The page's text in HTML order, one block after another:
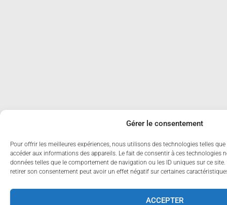
Gérer le consentement
Pour offrir les meilleures expériences, nous utilisons des technologies telles
accéder aux informations des appareils. Le fait de consentir à ces technologies
données telles que le comportement de navigation ou les ID uniques sur ce
retirer son consentement peut avoir un effet négatif sur certaines
ACCEPTER